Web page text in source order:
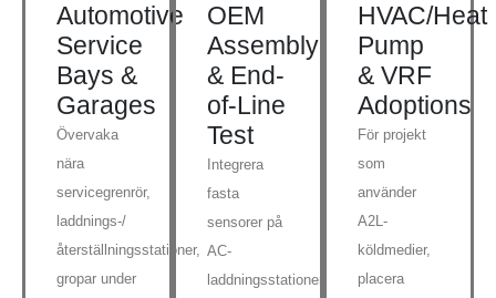
Automotive
Service
Bays &
Garages
Övervaka
nära
servicegrenrör,
laddnings-/
återställningsstationer,
gropar under
OEM
Assembly
& End-
of-Line
Test
Integrera
fasta
sensorer på
AC-
laddningsstationer,
HVAC/Heat
Pump
& VRF
Adoptions
För projekt
som
använder
A2L-
köldmedier,
placera